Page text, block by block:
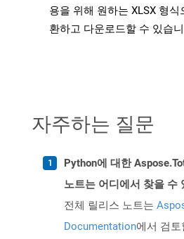
용을 위해 원하는 XLSX 형
환하고 다운로드할 수 있습
자주하는 질문
Python에 대한
노트는 어디에서 찾을 수
전체 릴리스 노트는
Documentation에서 검